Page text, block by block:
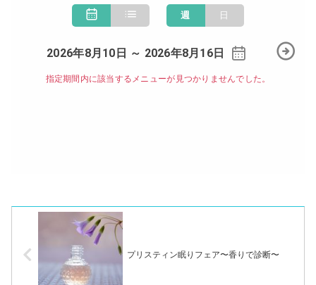
プリスティン眠りフェア〜香りで診断〜